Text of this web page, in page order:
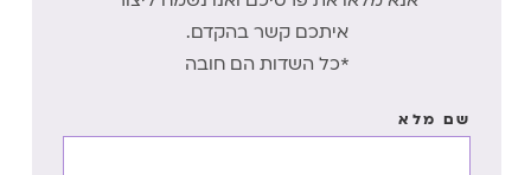
איתכם קשר בהקדם.
*כל השדות הם חובה
שם מלא